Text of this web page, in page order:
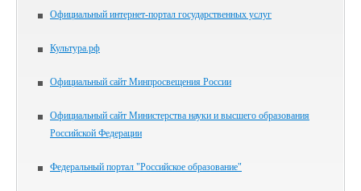
Официальный интернет-портал государственных услуг
Культура.рф
Официальный сайт Минпросвещения России
Официальный сайт Министерства науки и высшего образования
Российской Федерации
Федеральный портал "Российское образование"